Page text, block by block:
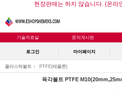
현장판매는 하지 않습니다. (온라
기술자료실 문의게시판
로그인 마이페이지
플라스틱볼트 PTFE(테플론)
육각볼트 PTFE